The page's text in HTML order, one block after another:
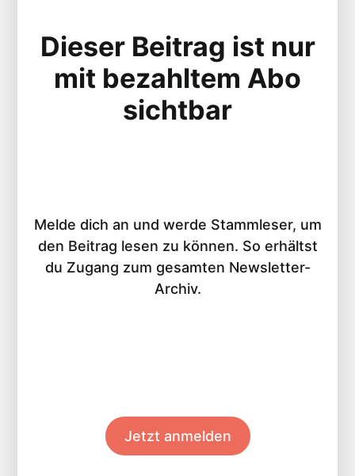
Dieser Beitrag ist nur
mit bezahltem Abo
sichtbar
Melde dich an und werde Stammleser, um
den Beitrag lesen zu können. So erhältst
du Zugang zum gesamten Newsletter-
Archiv.
Jetzt anmelden